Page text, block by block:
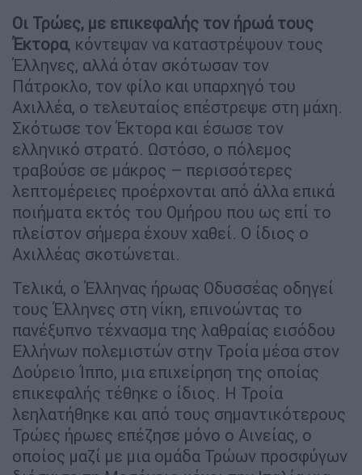
Οι Τρώες, με επικεφαλής τον ήρωά τους
Έκτορα, κόντεψαν να καταστρέψουν τους
Έλληνες, αλλά όταν σκότωσαν τον
Πάτροκλο, τον φίλο και υπαρχηγό του
Αχιλλέα, ο τελευταίος επέστρεψε στη μάχη.
Σκότωσε τον Έκτορα και έσωσε τον
ελληνικό στρατό. Ωστόσο, ο πόλεμος
τραβούσε σε μάκρος – περισσότερες
λεπτομέρειες προέρχονται από άλλα επικά
ποιήματα εκτός του Ομήρου που ως επί το
πλείστον σήμερα έχουν χαθεί. Ο ίδιος ο
Αχιλλέας σκοτώνεται.
Τελικά, ο Έλληνας ήρωας Οδυσσέας οδηγεί
τους Έλληνες στη νίκη, επινοώντας το
πανέξυπνο τέχνασμα της λαθραίας εισόδου
Ελλήνων πολεμιστών στην Τροία μέσα στον
Δούρειο Ίππο, μια επιχείρηση της οποίας
επικεφαλής τέθηκε ο ίδιος. Η Τροία
λεηλατήθηκε και από τους σημαντικότερους
Τρώες ήρωες επέζησε μόνο ο Αινείας, ο
οποίος μαζί με μια ομάδα Τρώων προσφύγων